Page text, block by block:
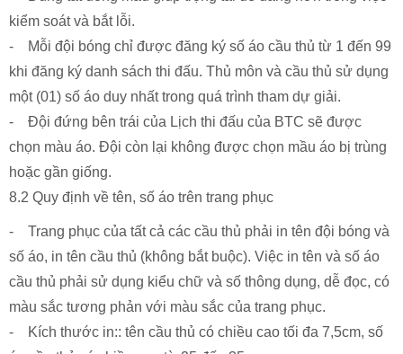
kiểm soát và bắt lỗi.
- Mỗi đội bóng chỉ được đăng ký số áo cầu thủ từ 1 đến 99
khi đăng ký danh sách thi đấu. Thủ môn và cầu thủ sử dụng
một (01) số áo duy nhất trong quá trình tham dự giải.
- Đội đứng bên trái của Lịch thi đấu của BTC sẽ được
chọn màu áo. Đội còn lại không được chọn mầu áo bị trùng
hoặc gần giống.
8.2 Quy định về tên, số áo trên trang phục
- Trang phục của tất cả các cầu thủ phải in tên đội bóng và
số áo, in tên cầu thủ (không bắt buộc). Việc in tên và số áo
cầu thủ phải sử dụng kiểu chữ và số thông dụng, dễ đọc, có
màu sắc tương phản với màu sắc của trang phục.
- Kích thước in:: tên cầu thủ có chiều cao tối đa 7,5cm, số